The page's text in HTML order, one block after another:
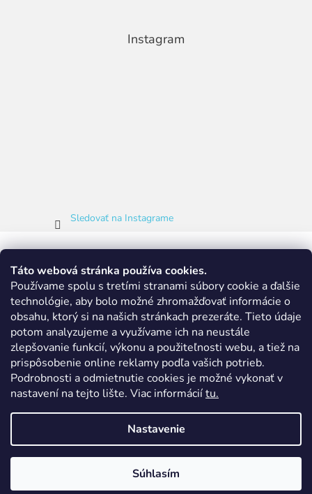
Táto webová stránka používa cookies.
Používame spolu s tretími stranami súbory cookie a ďalšie
technológie, aby bolo možné zhromažďovať informácie o
obsahu, ktorý si na našich stránkach prezeráte. Tieto údaje
potom analyzujeme a využívame ich na neustále
zlepšovanie funkcií, výkonu a použiteľnosti webu, a tiež na
prispôsobenie online reklamy podľa vašich potrieb.
Podrobnosti a odmietnutie cookies je možné vykonať v
nastavení na tejto lište. Viac informáciítu.
Nastavenie
Súhlasím
Instagram
Sledovať na Instagrame
Vytvoril Shoptet |Nakódoval eshopGuru
ADIEL.SK. Všetky práva vyhradené.